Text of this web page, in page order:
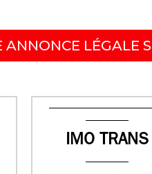
LÉGALE
IMO TRANS